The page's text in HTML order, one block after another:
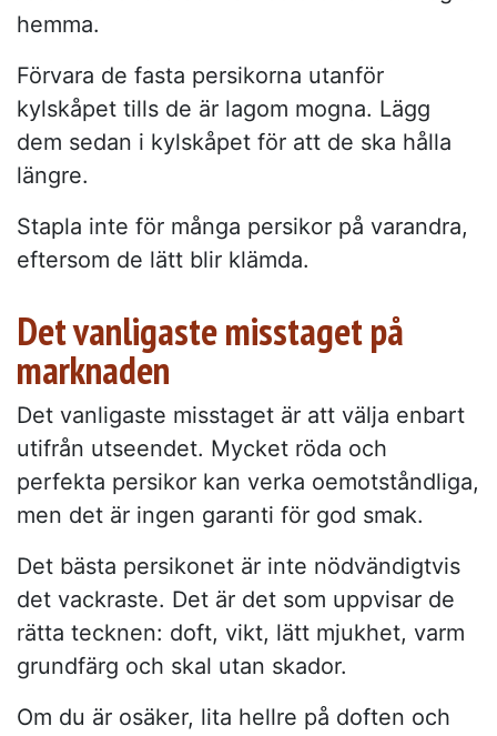
hemma.
Förvara de fasta persikorna utanför
kylskåpet tills de är lagom mogna. Lägg
dem sedan i kylskåpet för att de ska hålla
längre.
Stapla inte för många persikor på varandra,
eftersom de lätt blir klämda.
Det vanligaste misstaget på
marknaden
Det vanligaste misstaget är att välja enbart
utifrån utseendet. Mycket röda och
perfekta persikor kan verka oemotståndliga,
men det är ingen garanti för god smak.
Det bästa persikonet är inte nödvändigtvis
det vackraste. Det är det som uppvisar de
rätta tecknen: doft, vikt, lätt mjukhet, varm
grundfärg och skal utan skador.
Om du är osäker, lita hellre på doften och